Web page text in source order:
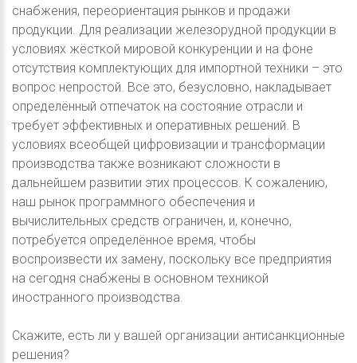
снабжения, переориентация рынков и продажи
продукции. Для реализации железорудной продукции в
условиях жёсткой мировой конкуренции и на фоне
отсутствия комплектующих для импортной техники – это
вопрос непростой. Все это, безусловно, накладывает
определённый отпечаток на состояние отрасли и
требует эффективных и оперативных решений. В
условиях всеобщей цифровизации и трансформации
производства также возникают сложности в
дальнейшем развитии этих процессов. К сожалению,
наш рынок программного обеспечения и
вычислительных средств ограничен, и, конечно,
потребуется определённое время, чтобы
воспроизвести их замену, поскольку все предприятия
на сегодня снабжены в основном техникой
иностранного производства.
Скажите, есть ли у вашей организации антисанкционные
решения?